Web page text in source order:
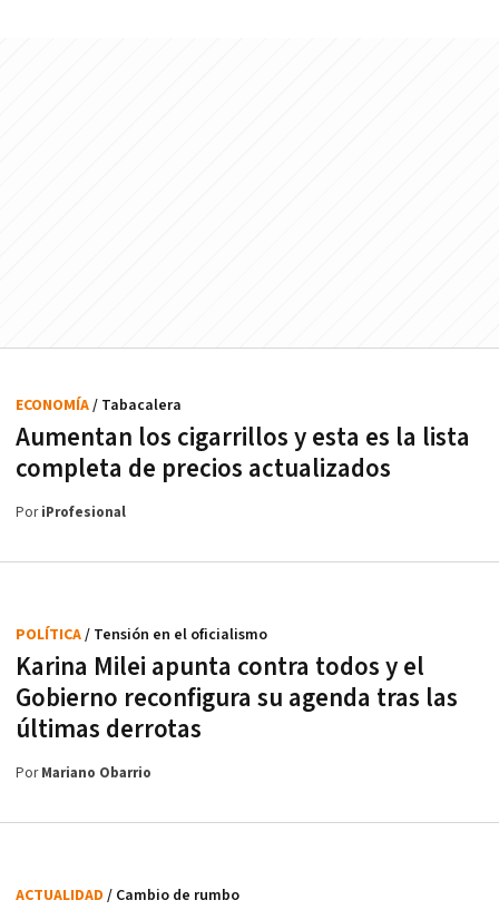
Aumentan los cigarrillos y esta es la lista
completa de precios actualizados
ECONOMÍA/ Tabacalera
PoriProfesional
Karina Milei apunta contra todos y el
Gobierno reconfigura su agenda tras las
últimas derrotas
POLÍTICA/ Tensión en el oficialismo
PorMariano Obarrio
ACTUALIDAD / Cambio de rumbo